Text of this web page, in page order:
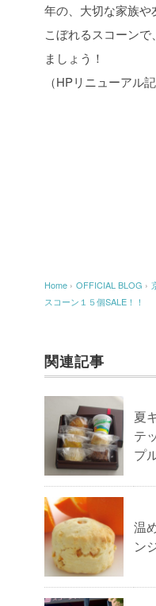
年の、大切な家族
こぼれるスコーン
ましょう！
（HPリニューアル
Home › OFFICIAL BLOG ›
スコーン１５個SALE！！
関連記事
夏
テ
プ
温
ン